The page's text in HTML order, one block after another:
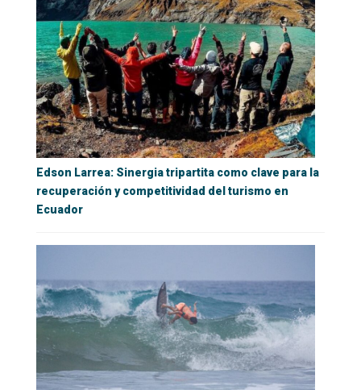
Edson Larrea: Sinergia tripartita como clave para la
recuperación y competitividad del turismo en
Ecuador